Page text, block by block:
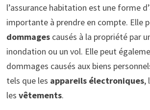
l’assurance habitation est une forme
importante à prendre en compte. Elle
dommagescausés à la propriété par
inondation ou un vol. Elle peut
dommages causés aux biens
tels que les appareils électroniques,
les vêtements.